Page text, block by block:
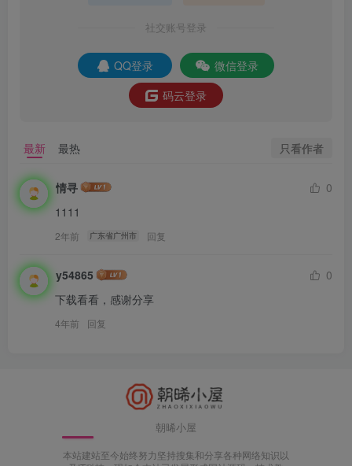
社交账号登录
QQ登录
微信登录
码云登录
最新 最热 只看作者
情寻
0
1111
2年前 广东省广州市 回复
y54865
0
下载看看，感谢分享
4年前 回复
朝晞小屋
本站建站至今始终努力坚持搜集和分享各种网络知识以